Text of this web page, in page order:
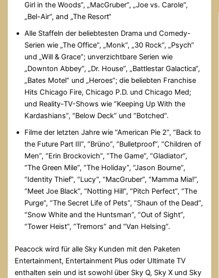
Girl in the Woods“, „MacGruber“, „Joe vs. Carole“,
„Bel-Air“, and „The Resort“
Alle Staffeln der beliebtesten Drama und Comedy-
Serien wie „The Office“, „Monk“, „30 Rock“, „Psych“
und „Will & Grace“; unverzichtbare Serien wie
„Downton Abbey“, „Dr. House”, „Battlestar Galactica“,
„Bates Motel“ und „Heroes“; die beliebten Franchise
Hits Chicago Fire, Chicago P.D. und Chicago Med;
und Reality-TV-Shows wie “Keeping Up With the
Kardashians”, “Below Deck” und “Botched”.
Filme der letzten Jahre wie “American Pie 2”, “Back to
the Future Part III”, ”Brüno”, “Bulletproof”, “Children of
Men”, “Erin Brockovich”, “The Game”, “Gladiator”,
“The Green Mile”, “The Holiday”, “Jason Bourne”,
“Identity Thief”, “Lucy”, “MacGruber”, “Mamma Mia!”,
“Meet Joe Black”, “Notting Hill”, “Pitch Perfect”, “The
Purge”, “The Secret Life of Pets”, “Shaun of the Dead”,
“Snow White and the Huntsman”, “Out of Sight”,
“Tower Heist”, “Tremors” and “Van Helsing”.
Peacock wird für alle Sky Kunden mit den Paketen
Entertainment, Entertainment Plus oder Ultimate TV
enthalten sein und ist sowohl über Sky Q, Sky X und Sky